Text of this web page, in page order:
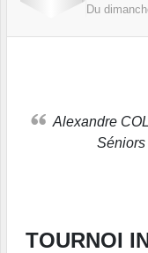
Du
Alexandre COLOMBERO Vainqueur de Finale
Séniors
TOURNOI